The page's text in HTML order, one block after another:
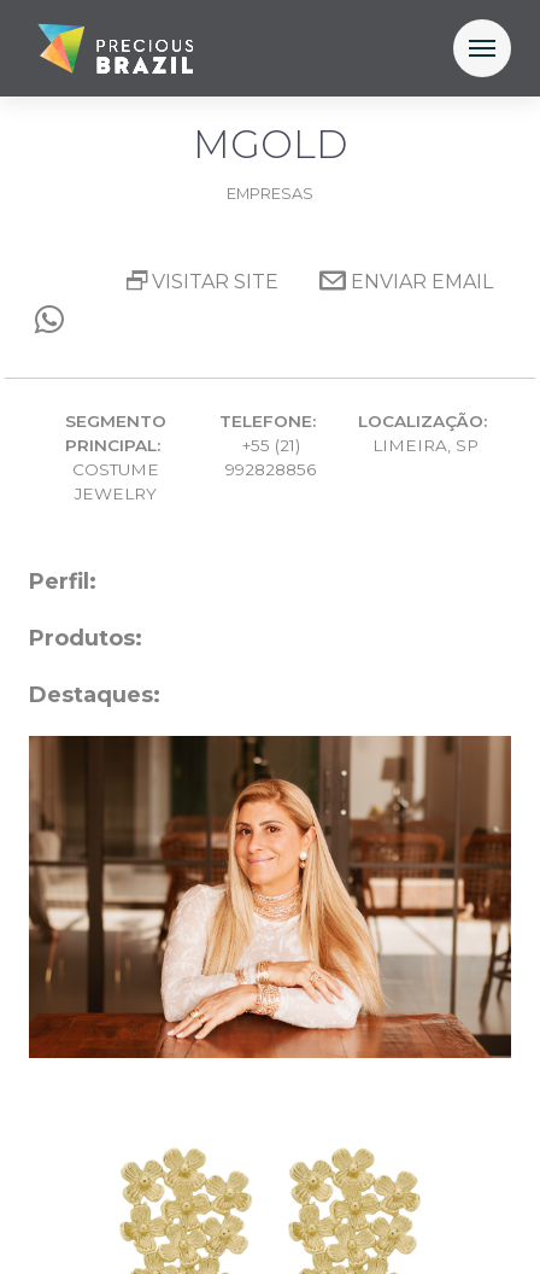
MGOLD
EMPRESAS
VISITAR SITE ENVIAR EMAIL
SEGMENTO
PRINCIPAL:
COSTUME
JEWELRY
TELEFONE:
+55 (21)
992828856
LOCALIZAÇÃO:
LIMEIRA, SP
Perfil:
Produtos:
Destaques: